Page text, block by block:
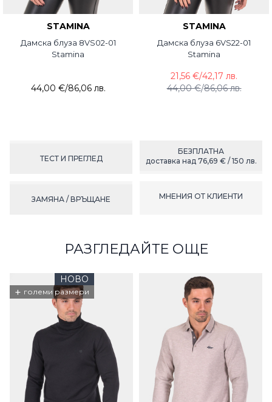
STAMINA
Дамска блуза 8VS02-01
Stamina
44,00 €/86,06 лв.
STAMINA
Дамска блуза 6VS22-01
Stamina
44,00 €/86,06 лв.
21,56 €/42,17 лв.
ТЕСТ И ПРЕГЛЕД
БЕЗПЛАТНА
доставка над 76,69 € / 150 лв.
ЗАМЯНА / ВРЪЩАНЕ МНЕНИЯ ОТ КЛИЕНТИ
РАЗГЛЕДАЙТЕ ОЩЕ
НОВО
+ големи размери